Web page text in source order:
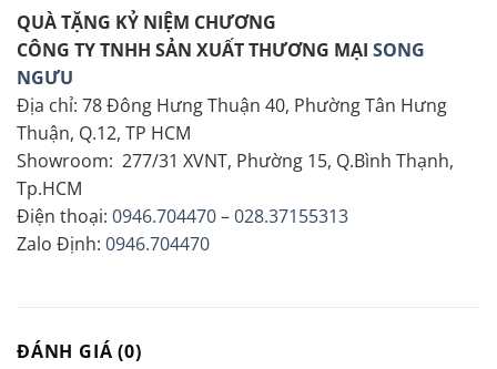
QUÀ TẶNG KỶ NIỆM CHƯƠNG
CÔNG TY TNHH SẢN XUẤT THƯƠNG MẠI SONG
NGƯU
Địa chỉ: 78 Đông Hưng Thuận 40, Phường Tân Hưng
Thuận, Q.12, TP HCM
Showroom: 277/31 XVNT, Phường 15, Q.Bình Thạnh,
Tp.HCM
Điện thoại: 0946.704470–028.37155313
Zalo Định: 0946.704470
ĐÁNH GIÁ (0)